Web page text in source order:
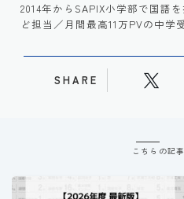
2014年からSAPIX小学部で国語
ど担当／月間最高11万PVの中
SHARE
こちらの記